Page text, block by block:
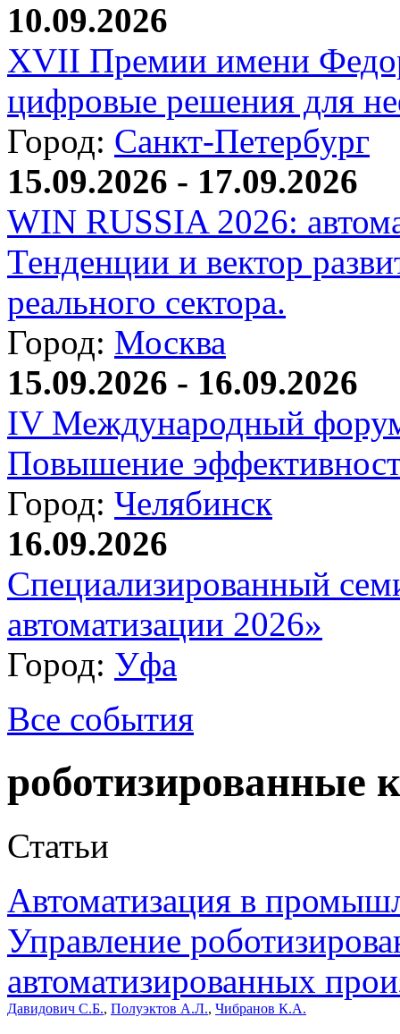
10.09.2026
XVII Премии имени
цифровые решения для
Город: Санкт-Петербург
15.09.2026 - 17.09.2026
WIN RUSSIA 2026:
Тенденции и вектор
реального сектора.
Город: Москва
15.09.2026 - 16.09.2026
IV Международный
Повышение
Город: Челябинск
16.09.2026
Специализированный
автоматизации 2026»
Город: Уфа
Все события
роботизированные
Статьи
Автоматизация в
Управление
автоматизированных
Давидович С.Б., Полуэктов А.Л., Чибранов К.А.